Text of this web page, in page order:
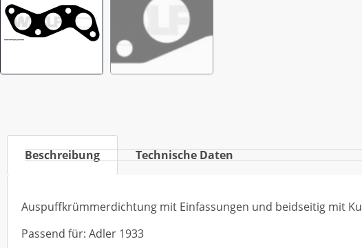
Beschreibung Technische Daten
Auspuffkrümmerdichtung mit Einfassungen und beidseitig mit
Passend für: Adler 1933